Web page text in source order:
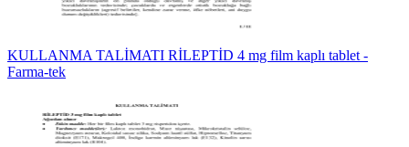
KULLANMA TALİMATI RİLEPTİD 4 mg film kaplı tablet -
Farma-tek